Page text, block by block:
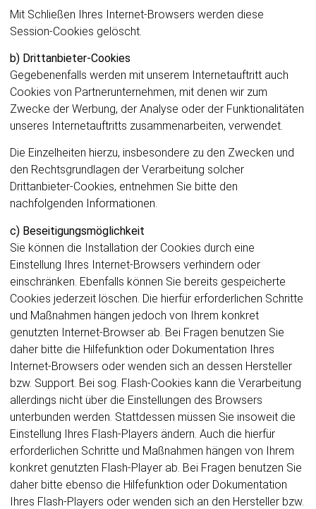
Mit Schließen Ihres Internet-Browsers werden diese
Session-Cookies gelöscht.
b) Drittanbieter-Cookies
Gegebenenfalls werden mit unserem Internetauftritt auch
Cookies von Partnerunternehmen, mit denen wir zum
Zwecke der Werbung, der Analyse oder der Funktionalitäten
unseres Internetauftritts zusammenarbeiten, verwendet.
Die Einzelheiten hierzu, insbesondere zu den Zwecken und
den Rechtsgrundlagen der Verarbeitung solcher
Drittanbieter-Cookies, entnehmen Sie bitte den
nachfolgenden Informationen.
c) Beseitigungsmöglichkeit
Sie können die Installation der Cookies durch eine
Einstellung Ihres Internet-Browsers verhindern oder
einschränken. Ebenfalls können Sie bereits gespeicherte
Cookies jederzeit löschen. Die hierfür erforderlichen Schritte
und Maßnahmen hängen jedoch von Ihrem konkret
genutzten Internet-Browser ab. Bei Fragen benutzen Sie
daher bitte die Hilfefunktion oder Dokumentation Ihres
Internet-Browsers oder wenden sich an dessen Hersteller
bzw. Support. Bei sog. Flash-Cookies kann die Verarbeitung
allerdings nicht über die Einstellungen des Browsers
unterbunden werden. Stattdessen müssen Sie insoweit die
Einstellung Ihres Flash-Players ändern. Auch die hierfür
erforderlichen Schritte und Maßnahmen hängen von Ihrem
konkret genutzten Flash-Player ab. Bei Fragen benutzen Sie
daher bitte ebenso die Hilfefunktion oder Dokumentation
Ihres Flash-Players oder wenden sich an den Hersteller bzw.